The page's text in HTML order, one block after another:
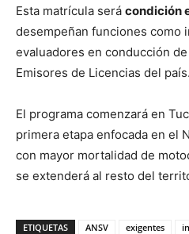
Esta matrícula será condición
desempeñan funciones como
evaluadores en conducción
Emisores de Licencias del país.
El programa comenzará en
primera etapa enfocada en el
con mayor mortalidad de
se extenderá al resto del
ETIQUETAS ANSV exigentes